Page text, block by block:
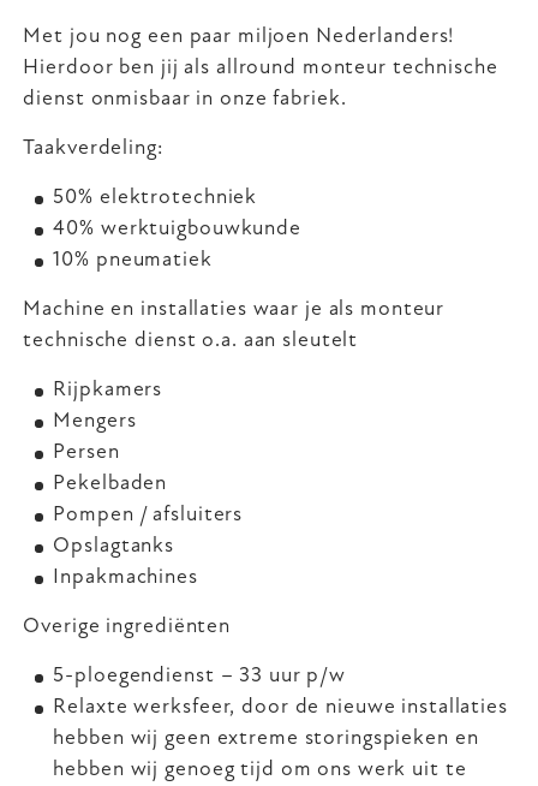
Met jou nog een paar miljoen Nederlanders!
Hierdoor ben jij als allround monteur technische
dienst onmisbaar in onze fabriek.
Taakverdeling:
50% elektrotechniek
40% werktuigbouwkunde
10% pneumatiek
Machine en installaties waar je als monteur
technische dienst o.a. aan sleutelt
Rijpkamers
Mengers
Persen
Pekelbaden
Pompen / afsluiters
Opslagtanks
Inpakmachines
Overige ingrediënten
5-ploegendienst – 33 uur p/w
Relaxte werksfeer, door de nieuwe installaties
hebben wij geen extreme storingspieken en
hebben wij genoeg tijd om ons werk uit te